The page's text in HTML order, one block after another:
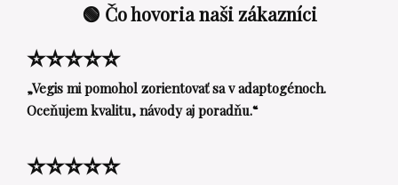
🟢 Čo hovoria naši zákazníci
⭐⭐⭐⭐⭐
„Vegis mi pomohol zorientovať sa v adaptogénoch.
Oceňujem kvalitu, návody aj poradňu.“
⭐⭐⭐⭐⭐